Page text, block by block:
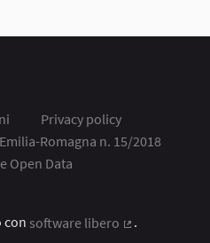
Privacy policy
Romagna n. 15/2018
Open Data
con software libero
.